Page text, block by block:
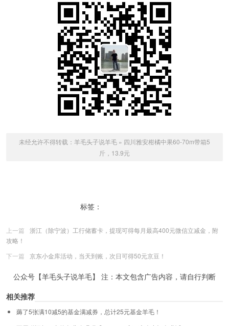
未经允许不得转载： 羊毛头子说羊毛 » 四川雅安柑橘中果60-70m带箱5
斤，13.9元
标签：
上一篇
浙江（除宁波）工行储蓄卡，提现可得每月最高400元微信立减金，附
攻略！
下一篇
京东小金库活动，当天到账，次日可得50元京豆！
公众号【羊毛头子说羊毛】 注：本文包含广告内容，请自行判断
相关推荐
薅了5张满10减5的基金满减券，总计25元基金羊毛！